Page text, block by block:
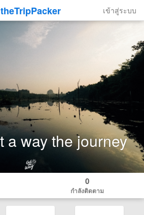
theTripPacker เข้าสู่ระบบ
a way the journey
0
กำลังติดตาม